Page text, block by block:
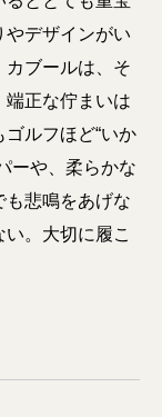
やデザインがい
カブールは、そ
端正な佇まいは
ルフほど“いか
ーや、柔らかな
も悲鳴をあげな
。大切に履こ